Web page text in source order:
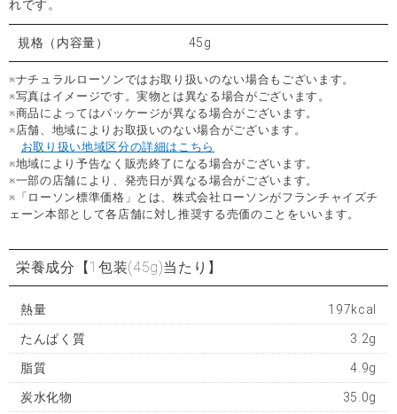
れです。
規格（内容量） 45g
※ナチュラルローソンではお取り扱いのない場合もございます。
※写真はイメージです。実物とは異なる場合がございます。
※商品によってはパッケージが異なる場合がございます。
※店舗、地域によりお取扱いのない場合がございます。
お取り扱い地域区分の詳細はこちら
※地域により予告なく販売終了になる場合がございます。
※一部の店舗により、発売日が異なる場合がございます。
※「ローソン標準価格」とは、株式会社ローソンがフランチャイズチ
ェーン本部として各店舗に対し推奨する売価のことをいいます。
栄養成分 【1包装(45g)当たり】
熱量 197kcal
たんぱく質 3.2g
脂質 4.9g
炭水化物 35.0g